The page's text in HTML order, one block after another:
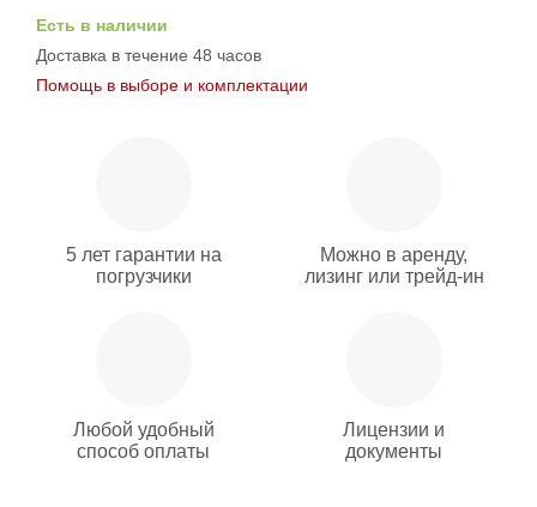
Есть в наличии
Доставка в течение 48 часов
Помощь в выборе и комплектации
5 лет гарантии на
погрузчики
Можно в аренду,
лизинг или трейд-ин
Любой удобный
способ оплаты
Лицензии и
документы